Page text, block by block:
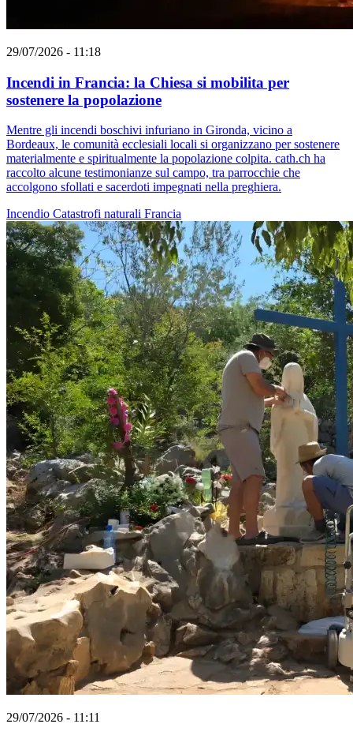
29/07/2026 - 11:18
Incendi in Francia: la Chiesa si mobilita per
sostenere la popolazione
Mentre gli incendi boschivi infuriano in Gironda, vicino a
Bordeaux, le comunità ecclesiali locali si organizzano per sostenere
materialmente e spiritualmente la popolazione colpita. cath.ch ha
raccolto alcune testimonianze sul campo, tra parrocchie che
accolgono sfollati e sacerdoti impegnati nella preghiera.
Incendio Catastrofi naturali Francia
29/07/2026 - 11:11